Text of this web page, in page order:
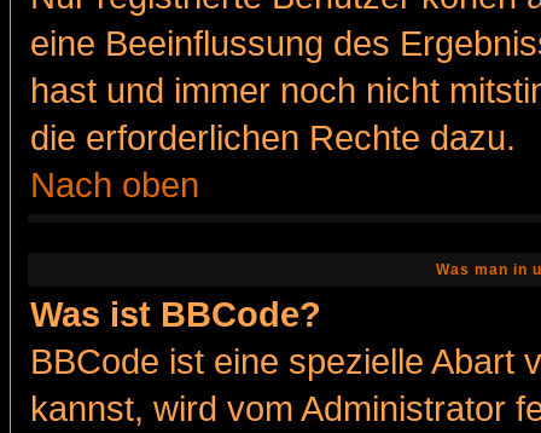
eine Beeinflussung des
hast und immer noch nicht
die erforderlichen Rechte dazu.
Nach oben
Was man in
Was ist BBCode?
BBCode ist eine spezielle Abart
kannst, wird vom Administrator